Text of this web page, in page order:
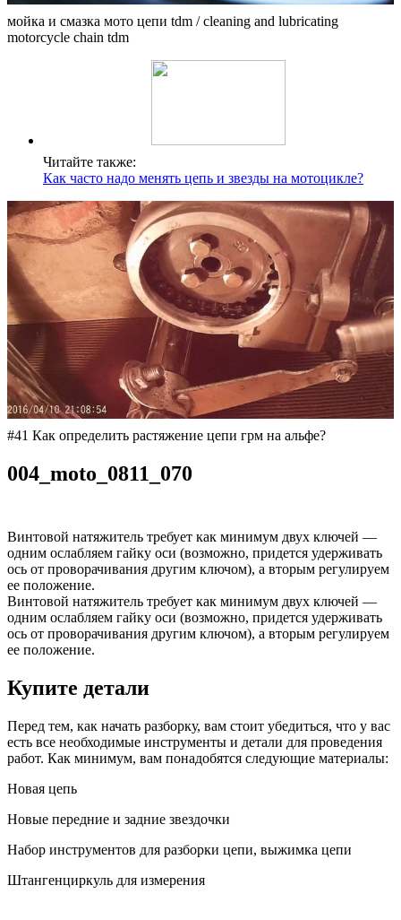
мойка и смазка мото цепи tdm / cleaning and lubricating
motorcycle chain tdm
Читайте также:
Как часто надо менять цепь и звезды на мотоцикле?
#41 Как определить растяжение цепи грм на альфе?
004_moto_0811_070
Винтовой натяжитель требует как минимум двух ключей —
одним ослабляем гайку оси (возможно, придется удерживать
ось от проворачивания другим ключом), а вторым регулируем
ее положение.
Винтовой натяжитель требует как минимум двух ключей —
одним ослабляем гайку оси (возможно, придется удерживать
ось от проворачивания другим ключом), а вторым регулируем
ее положение.
Купите детали
Перед тем, как начать разборку, вам стоит убедиться, что у вас
есть все необходимые инструменты и детали для проведения
работ. Как минимум, вам понадобятся следующие материалы:
Новая цепь
Новые передние и задние звездочки
Набор инструментов для разборки цепи, выжимка цепи
Штангенциркуль для измерения